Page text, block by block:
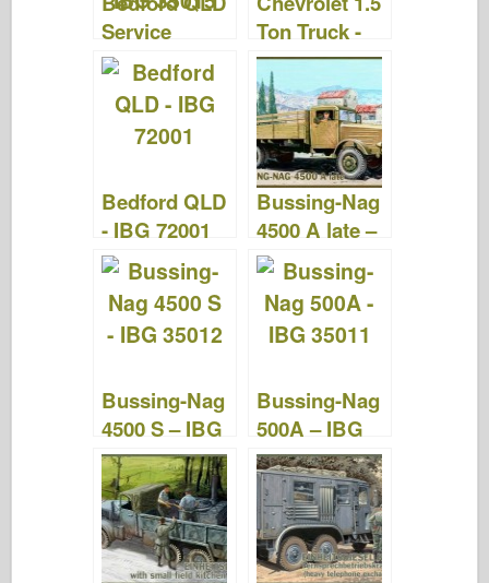
Service
général - IBG
35015
Ton Truck -
Walk Around
Bedford QLD
- IBG 72001
Bussing-Nag
4500 A late –
IBG 35013
Bussing-Nag
4500 S – IBG
35012
Bussing-Nag
500A – IBG
35011